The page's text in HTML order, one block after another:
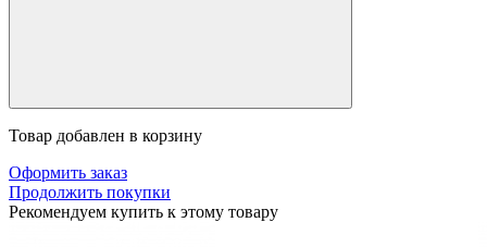
Товар добавлен в корзину
Оформить заказ
Продолжить покупки
Рекомендуем купить к этому товару